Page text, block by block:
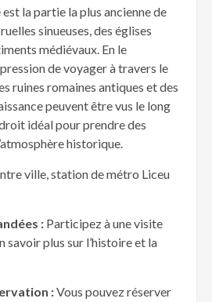
la partie la plus ancienne de
sinueuses, des églises
médiévaux. En le
de voyager à travers le
ruines romaines antiques et des
peuvent être vus le long
idéal pour prendre des
historique.
ville, station de métro Liceu
: Participez à une visite
savoir plus sur l’histoire et la
:Vous pouvez réserver